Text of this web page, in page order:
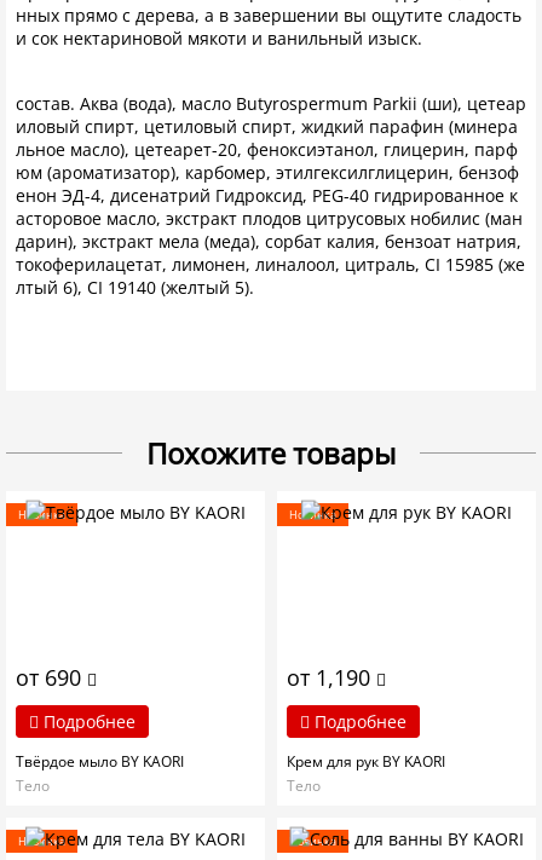
нных прямо с дерева, а в завершении вы ощутите сладость
и сок нектариновой мякоти и ванильный изыск.
состав. Аква (вода), масло Butyrospermum Parkii (ши), цетеар
иловый спирт, цетиловый спирт, жидкий парафин (минера
льное масло), цетеарет-20, феноксиэтанол, глицерин, парф
юм (ароматизатор), карбомер, этилгексилглицерин, бензоф
енон ЭД-4, дисенатрий Гидроксид, PEG-40 гидрированное к
асторовое масло, экстракт плодов цитрусовых нобилис (ман
дарин), экстракт мела (меда), сорбат калия, бензоат натрия,
токоферилацетат, лимонен, линалоол, цитраль, CI 15985 (же
лтый 6), CI 19140 (желтый 5).
Похожите товары
Новинка
от 690
Подробнее
Твёрдое мыло BY KAORI
Тело
Новинка
от 1,190
Подробнее
Крем для рук BY KAORI
Тело
Новинка Новинка